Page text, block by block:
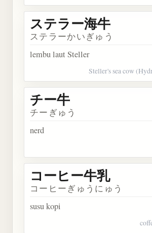
ステラー海牛
ステラーかいぎゅう
lembu laut Steller
Steller's sea cow
チー牛
チーぎゅう
nerd
コーヒー牛乳
コーヒーぎゅうにゅう
susu kopi